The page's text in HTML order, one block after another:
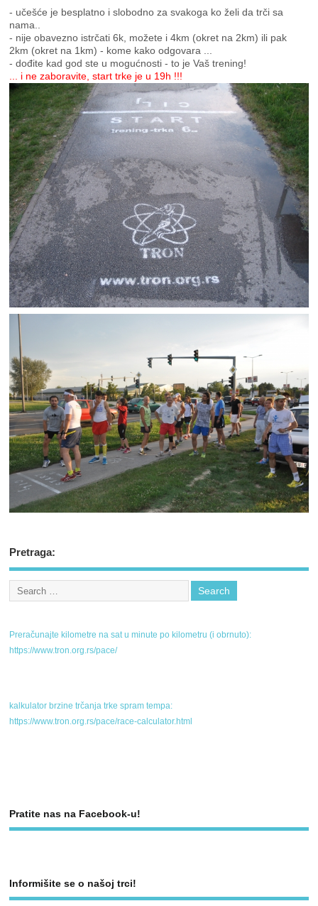
- učešće je besplatno i slobodno za svakoga ko želi da trči sa
nama..
- nije obavezno istrčati 6k, možete i 4km (okret na 2km) ili pak
2km (okret na 1km) - kome kako odgovara ...
- dođite kad god ste u mogućnosti - to je Vaš trening!
... i ne zaboravite, start trke je u 19h !!!
Pretraga:
Preračunajte kilometre na sat u minute po kilometru (i obrnuto):
https://www.tron.org.rs/pace/
kalkulator brzine trčanja trke spram tempa:
https://www.tron.org.rs/pace/race-calculator.html
Pratite nas na Facebook-u!
Informišite se o našoj trci!